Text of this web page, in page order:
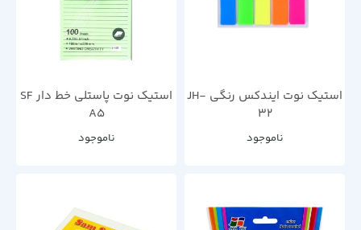
استیک نوت ایندکس رنگی JH-
32
ناموجود
استیک نوت پاستلی خط دار SF
A5
ناموجود